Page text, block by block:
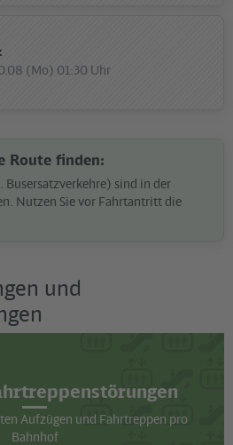
(Mo) 01:30 Uhr
Route finden:
sind in der
Nutzen Sie vor Fahrtantritt die
und
Aufzügen und Fahrtreppen pro
Bahnhof